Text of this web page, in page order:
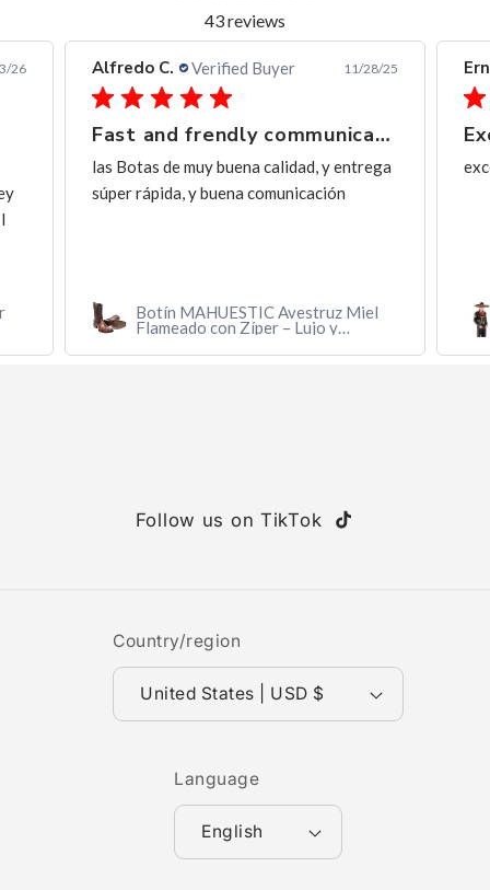
43 reviews
26 Alfredo C. Verified Buyer 11/28/25
Fast and frendly communication
las Botas de muy buena calidad, y entrega
súper rápida, y buena comunicación
Botín MAHUESTIC Avestruz Miel
Flameado con Zíper – Lujo y
Follow us on TikTok
TikTok
Country/region
United States | USD $
Language
English